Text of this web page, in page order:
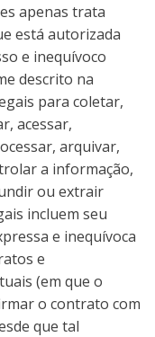
apenas trata
está autorizada
e inequívoco
descrito na
para coletar,
acessar,
arquivar,
a informação,
ou extrair
incluem seu
e inequívoca
e
(em que o
o contrato com
que tal